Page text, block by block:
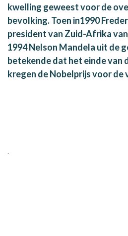
kwelling geweest voor de
bevolking. Toen in1990
president van Zuid-Afrika
1994 Nelson Mandela uit de
betekende dat het einde van
kregen de Nobelprijs voor de
.